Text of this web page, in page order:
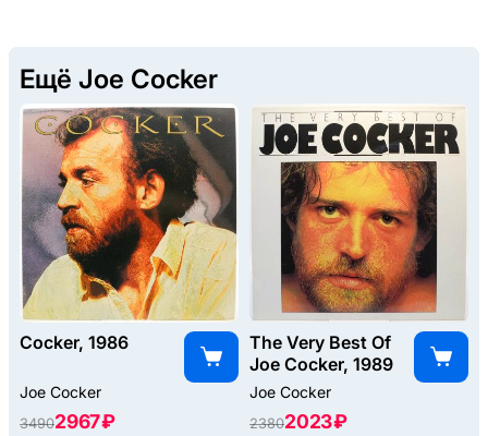
Ещё Joe Cocker
Cocker, 1986
Joe Cocker
34902967 ₽
The Very Best Of
Joe Cocker, 1989
Joe Cocker
23802023 ₽